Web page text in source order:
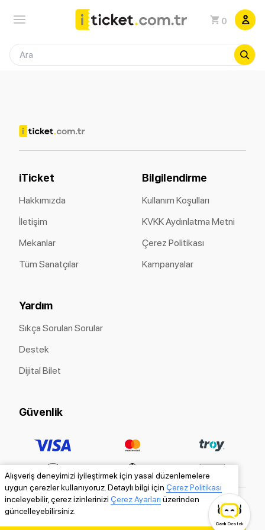
0
Alışveriş deneyimizi iyileştirmek için yasal düzenlemelere
uygun çerezler kullanıyoruz. Detaylı bilgi için Çerez Politikası
inceleyebilir, çerez izinlerinizi Çerez Ayarları üzerinden
güncelleyebilirsiniz.
iTicket
Hakkımızda
İletişim
Mekanlar
Tüm Sanatçılar
Bilgilendirme
Kullanım Koşulları
KVKK Aydınlatma Metni
Çerez Politikası
Kampanyalar
Yardım
Sıkça Sorulan Sorular
Destek
Dijital Bilet
Güvenlik
Canlı Destek